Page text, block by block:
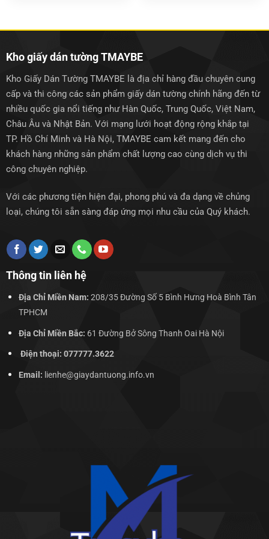
Kho giấy dán tường TMAYBE
Kho Giấy Dán Tường TMAYBE là địa chỉ hàng đầu chuyên cung
cấp và thi công các sản phẩm giấy dán tường chính hãng đến từ
nhiều quốc gia nổi tiếng như Hàn Quốc, Trung Quốc, Việt Nam,
Châu Âu và Nhật Bản. Với mạng lưới hoạt động rộng khắp tại
TP. Hồ Chí Minh và Hà Nội, TMAYBE cam kết mang đến cho
khách hàng những sản phẩm chất lượng cao cùng dịch vụ thi
công chuyên nghiệp.
Với các phương tiện hiện đại, phong phú và đa dạng về chủng
loại, chúng tôi sẵn sàng đáp ứng mọi nhu cầu của Quý khách.
Thông tin liên hệ
Địa Chỉ Miền Nam: 208/35 Đường Số 5 Bình Hưng Hoà Bình Tân
TPHCM
Địa Chỉ Miền Bắc: 61 Đường Bở Sông Thanh Oai Hà Nội
Điện thoại: 077777.3622
Email: lienhe@giaydantuong.info.vn